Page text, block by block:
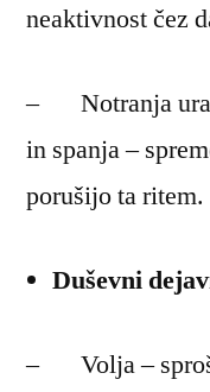
neaktivnost čez
– Notranja ura
in spanja –
porušijo ta ritem.
Duševni
– Volja –